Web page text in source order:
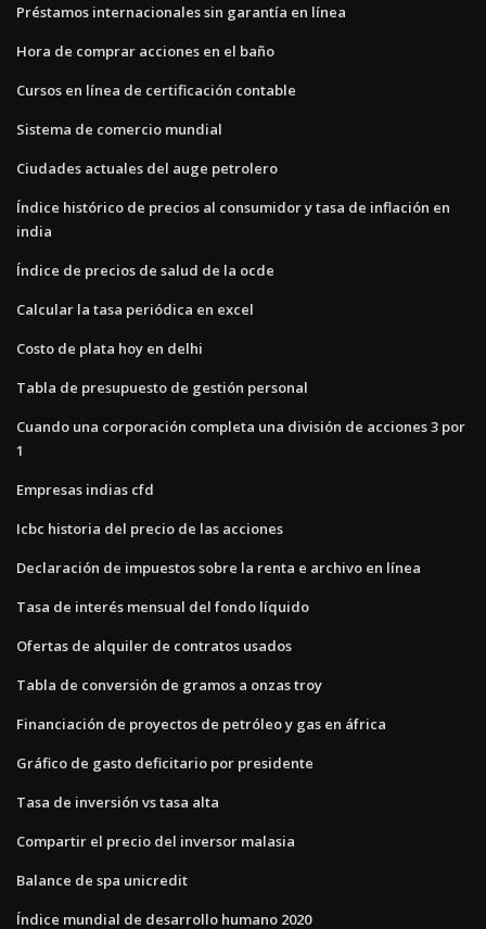
Préstamos internacionales sin garantía en línea
Hora de comprar acciones en el baño
Cursos en línea de certificación contable
Sistema de comercio mundial
Ciudades actuales del auge petrolero
Índice histórico de precios al consumidor y tasa de inflación en
india
Índice de precios de salud de la ocde
Calcular la tasa periódica en excel
Costo de plata hoy en delhi
Tabla de presupuesto de gestión personal
Cuando una corporación completa una división de acciones 3 por
1
Empresas indias cfd
Icbc historia del precio de las acciones
Declaración de impuestos sobre la renta e archivo en línea
Tasa de interés mensual del fondo líquido
Ofertas de alquiler de contratos usados
Tabla de conversión de gramos a onzas troy
Financiación de proyectos de petróleo y gas en áfrica
Gráfico de gasto deficitario por presidente
Tasa de inversión vs tasa alta
Compartir el precio del inversor malasia
Balance de spa unicredit
Índice mundial de desarrollo humano 2020